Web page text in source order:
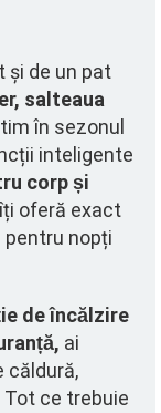
și de un pat
salteaua
în sezonul
inteligente
corp și
oferă exact
pentru nopți
de încălzire
ai
căldură,
Tot ce trebuie